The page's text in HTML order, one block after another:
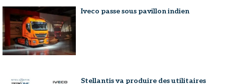
Iveco passe sous pavillon indien
Stellantis va produire des utilitaires